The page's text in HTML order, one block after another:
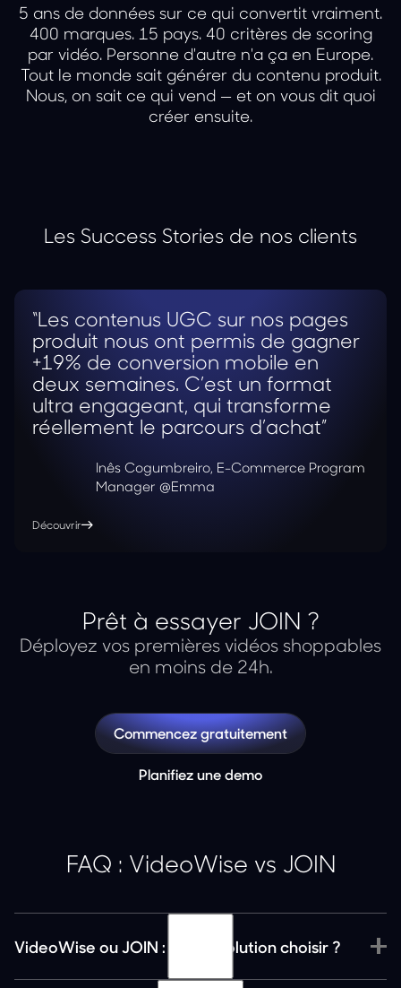
5 ans de données sur ce qui convertit vraiment.
400 marques. 15 pays. 40 critères de scoring
par vidéo. Personne d'autre n'a ça en Europe.
Tout le monde sait générer du contenu produit.
Nous, on sait ce qui vend — et on vous dit quoi
créer ensuite.
Les Success Stories de nos clients
“Les contenus UGC sur nos pages
produit nous ont permis de gagner
+19% de conversion mobile en
deux semaines. C’est un format
ultra engageant, qui transforme
réellement le parcours d’achat”
Inês Cogumbreiro, E-Commerce Program
Manager @Emma
Découvrir
Prêt à essayer JOIN ?
Déployez vos premières vidéos shoppables
en moins de 24h.
Commencez gratuitement
Planifiez une demo
FAQ : VideoWise vs JOIN
VideoWise ou JOIN : quelle solution choisir ?